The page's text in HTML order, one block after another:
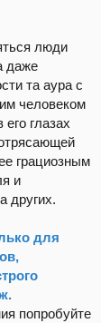
люди
даже
та аура с
человеком
глазах
грациозным
и
других.
для
попробуйте